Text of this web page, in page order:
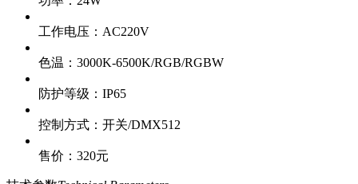
工作电压：AC220V
色温：3000K-6500K/RGB/RGBW
防护等级：IP65
控制方式：开关/DMX512
售价：320元